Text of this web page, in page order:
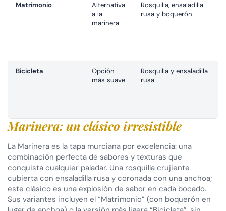
Matrimonio
Alternativa
a la
marinera
Rosquilla, ensaladilla
rusa y boquerón
Bicicleta
Opción
más suave
Rosquilla y ensaladilla
rusa
Marinera: un clásico irresistible
La Marinera es la tapa murciana por excelencia: una
combinación perfecta de sabores y texturas que
conquista cualquier paladar. Una rosquilla crujiente
cubierta con ensaladilla rusa y coronada con una anchoa;
este clásico es una explosión de sabor en cada bocado.
Sus variantes incluyen el “Matrimonio” (con boquerón en